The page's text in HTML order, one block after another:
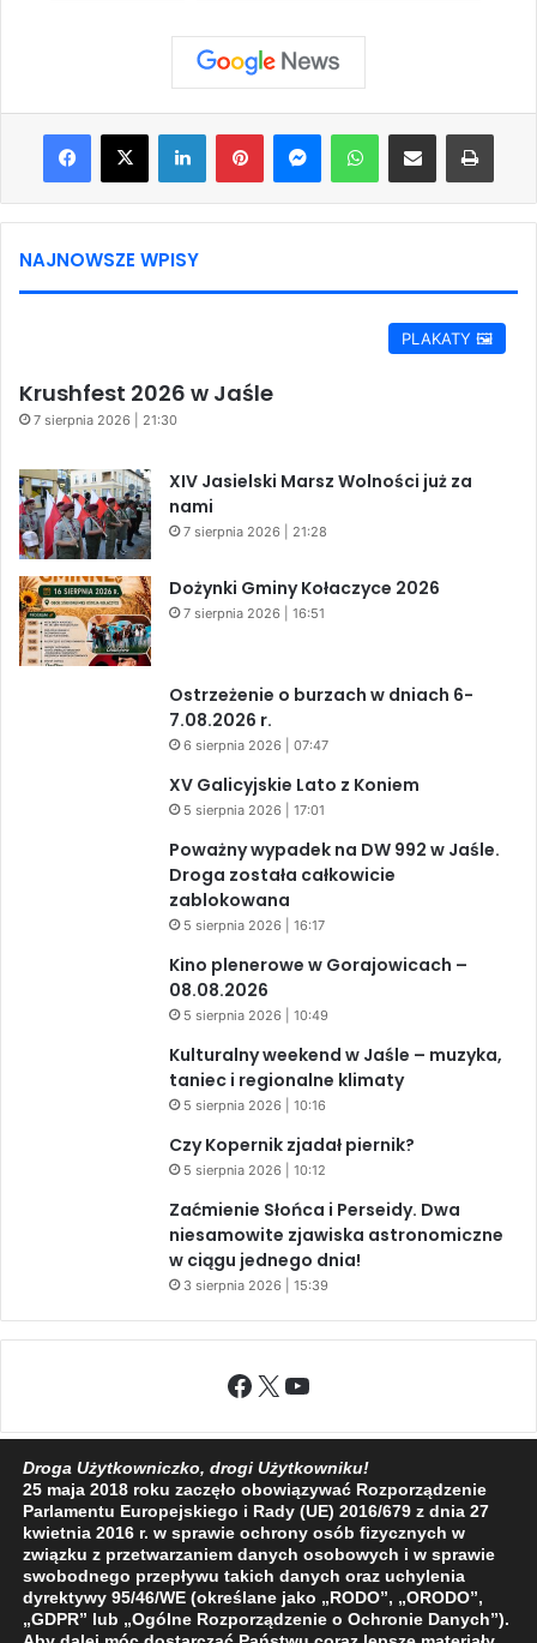
Facebook
X LinkedInPinterestMessengerWhatsAppShare via Email Print
NAJNOWSZE WPISY
PLAKATY 🖼️
Krushfest 2026 w Jaśle
7 sierpnia 2026 | 21:30
XIV Jasielski Marsz Wolności już za
nami
7 sierpnia 2026 | 21:28
Dożynki Gminy Kołaczyce 2026
7 sierpnia 2026 | 16:51
Ostrzeżenie o burzach w dniach 6-
7.08.2026 r.
6 sierpnia 2026 | 07:47
XV Galicyjskie Lato z Koniem
5 sierpnia 2026 | 17:01
Poważny wypadek na DW 992 w Jaśle.
Droga została całkowicie
zablokowana
5 sierpnia 2026 | 16:17
Kino plenerowe w Gorajowicach –
08.08.2026
5 sierpnia 2026 | 10:49
Kulturalny weekend w Jaśle – muzyka,
taniec i regionalne klimaty
5 sierpnia 2026 | 10:16
Czy Kopernik zjadał piernik?
5 sierpnia 2026 | 10:12
Zaćmienie Słońca i Perseidy. Dwa
niesamowite zjawiska astronomiczne
w ciągu jednego dnia!
3 sierpnia 2026 | 15:39
Facebook
X YouTube
2009 - 2026 © Wszelkie prawa zastrzeżone
O NAS
REDAKCJA POLITYKA PRYWATNOŚCI
Droga Użytkowniczko, drogi Użytkowniku!
25 maja 2018 roku zaczęło obowiązywać Rozporządzenie
Parlamentu Europejskiego i Rady (UE) 2016/679 z dnia 27
kwietnia 2016 r. w sprawie ochrony osób fizycznych w
związku z przetwarzaniem danych osobowych i w sprawie
swobodnego przepływu takich danych oraz uchylenia
dyrektywy 95/46/WE (określane jako „RODO”, „ORODO”,
„GDPR” lub „Ogólne Rozporządzenie o Ochronie Danych”).